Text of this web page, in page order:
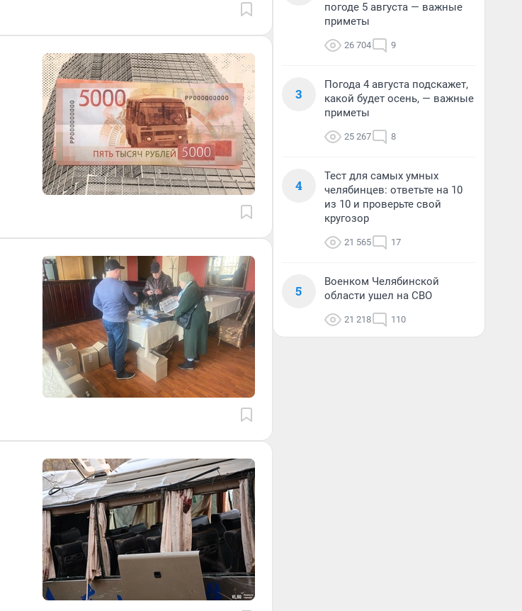
погоде 5 августа — важные
приметы
26 704 9
3
Погода 4 августа подскажет,
какой будет осень, — важные
приметы
25 267 8
4
Тест для самых умных
челябинцев: ответьте на 10
из 10 и проверьте свой
кругозор
21 565 17
5
Военком Челябинской
области ушел на СВО
21 218 110